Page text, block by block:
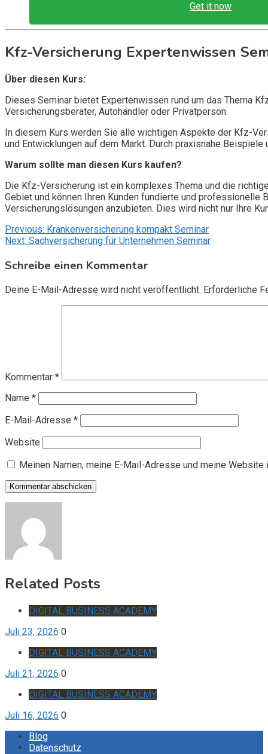
Get it now
Kfz-Versicherung Expertenwissen
Über diesen Kurs:
Dieses Seminar bietet Expertenwissen rund um das Thema
Versicherungsberater, Autohändler oder Privatperson.
In diesem Kurs werden Sie alle wichtigen Aspekte der Kfz-
und Entwicklungen auf dem Markt. Durch praxisnahe
Warum sollte man diesen Kurs kaufen?
Die Kfz-Versicherung ist ein komplexes Thema und die
Gebiet und können Ihren Kunden fundierte und professionelle
Versicherungslösungen anzubieten. Dies wird nicht nur Ihre
Beitragsnavigation
Previous: Krankenversicherung kompakt Seminar
Next: Sachversicherung für Unternehmen Seminar
Schreibe einen Kommentar
Deine E-Mail-Adresse wird nicht veröffentlicht. Erforderliche
Kommentar *
Name *
E-Mail-Adresse *
Website
Meinen Namen, meine E-Mail-Adresse und meine
Related Posts
DIGITAL BUSINESS ACADEMY
Juli 23, 2026 0
DIGITAL BUSINESS ACADEMY
Juli 21, 2026 0
DIGITAL BUSINESS ACADEMY
Juli 16, 2026 0
Blog
Datenschutz